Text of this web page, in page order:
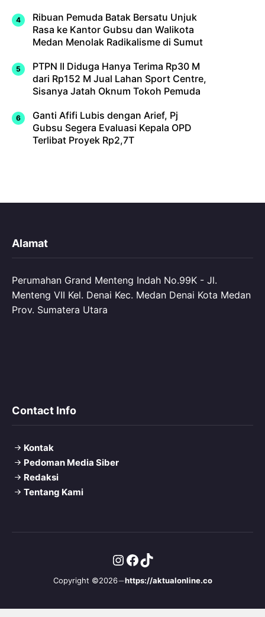
Ribuan Pemuda Batak Bersatu Unjuk
Rasa ke Kantor Gubsu dan Walikota
Medan Menolak Radikalisme di Sumut
PTPN II Diduga Hanya Terima Rp30 M
dari Rp152 M Jual Lahan Sport Centre,
Sisanya Jatah Oknum Tokoh Pemuda
Ganti Afifi Lubis dengan Arief, Pj
Gubsu Segera Evaluasi Kepala OPD
Terlibat Proyek Rp2,7T
Alamat
Perumahan Grand Menteng Indah No.99K - Jl.
Menteng VII Kel. Denai Kec. Medan Denai Kota Medan
Prov. Sumatera Utara
Contact Info
Kontak
Pedoman Media Siber
Redaksi
Tentang Kami
Copyright ©2026 https://aktualonline.co
Instagram
Facebook
TikTok